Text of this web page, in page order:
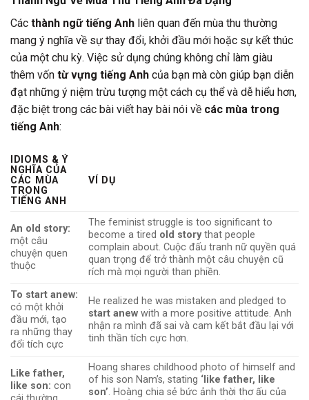
Các thành ngữ tiếng Anh liên quan đến mùa thu thường
mang ý nghĩa về sự thay đổi, khởi đầu mới hoặc sự kết thúc
của một chu kỳ. Việc sử dụng chúng không chỉ làm giàu
thêm vốn từ vựng tiếng Anh của bạn mà còn giúp bạn diễn
đạt những ý niệm trừu tượng một cách cụ thể và dễ hiểu hơn,
đặc biệt trong các bài viết hay bài nói về các mùa trong
tiếng Anh:
IDIOMS & Ý
NGHĨA CỦA
CÁC MÙA
TRONG
TIẾNG ANH
VÍ DỤ
An old story:
một câu
chuyện quen
thuộc
The feminist struggle is too significant to
become a tired old storythat people
complain about. Cuộc đấu tranh nữ quyền quá
quan trọng để trở thành một câu chuyện cũ
rích mà mọi người than phiền.
To start anew:
có một khởi
đầu mới, tạo
ra những thay
đổi tích cực
He realized he was mistaken and pledged to
start anew with a more positive attitude. Anh
nhận ra mình đã sai và cam kết bắt đầu lại với
tinh thần tích cực hơn.
Like father,
like son: con
Hoang shares childhood photo of himself and
of his son Nam’s, stating ‘like father, like
son’. Hoàng chia sẻ bức ảnh thời thơ ấu của